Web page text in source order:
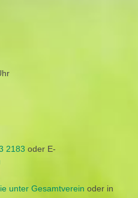
2183 oder E-
unter Gesamtverein oder in